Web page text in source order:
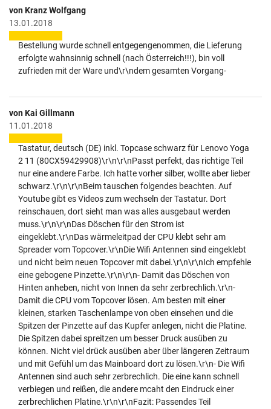
von Kranz Wolfgang
13.01.2018
Bestellung wurde schnell entgegengenommen, die Lieferung
erfolgte wahnsinnig schnell (nach Österreich!!!), bin voll
zufrieden mit der Ware und\r\ndem gesamten Vorgang-
von Kai Gillmann
11.01.2018
Tastatur, deutsch (DE) inkl. Topcase schwarz für Lenovo Yoga
2 11 (80CX59429908)\r\n\r\nPasst perfekt, das richtige Teil
nur eine andere Farbe. Ich hatte vorher silber, wollte aber lieber
schwarz.\r\n\r\nBeim tauschen folgendes beachten. Auf
Youtube gibt es Videos zum wechseln der Tastatur. Dort
reinschauen, dort sieht man was alles ausgebaut werden
muss.\r\n\r\nDas Döschen für den Strom ist
eingeklebt.\r\nDas wärmeleitpad der CPU klebt sehr am
Spreader vom Topcover.\r\nDie Wifi Antennen sind eingeklebt
und nicht beim neuen Topcover mit dabei.\r\n\r\nIch empfehle
eine gebogene Pinzette.\r\n\r\n- Damit das Döschen von
Hinten anheben, nicht von Innen da sehr zerbrechlich.\r\n-
Damit die CPU vom Topcover lösen. Am besten mit einer
kleinen, starken Taschenlampe von oben einsehen und die
Spitzen der Pinzette auf das Kupfer anlegen, nicht die Platine.
Die Spitzen dabei spreitzen um besser Druck ausüben zu
können. Nicht viel drück ausüben aber über längeren Zeitraum
und mit Gefühl um das Mainboard dort zu lösen.\r\n- Die Wifi
Antennen sind auch sehr zerbrechlich. Die eine kann schnell
verbiegen und reißen, die andere mcaht den Eindruck einer
zerbrechlichen Platine.\r\n\r\nFazit: Passendes Teil